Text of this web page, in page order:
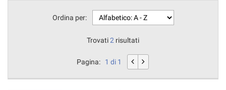
Ordina per:
Trovati2 risultati
Pagina: 1 di 1